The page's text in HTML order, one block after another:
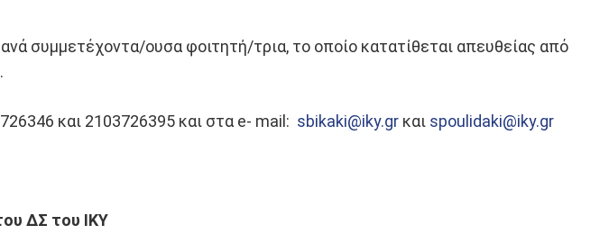
συμμετέχοντα/ουσα φοιτητή/τρια, το οποίο κατατίθεται απευθείας από
και 2103726395 και στα e- mail: sbikaki@iky.gr και spoulidaki@iky.gr
ΔΣ του ΙΚΥ